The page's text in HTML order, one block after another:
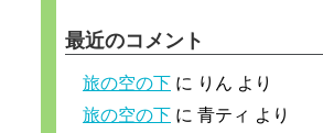
最近のコメント
旅の空の下 に りん より
旅の空の下 に 青ティ より